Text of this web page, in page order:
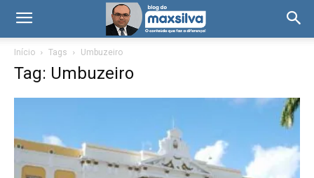
Início Tags Umbuzeiro
Tag: Umbuzeiro